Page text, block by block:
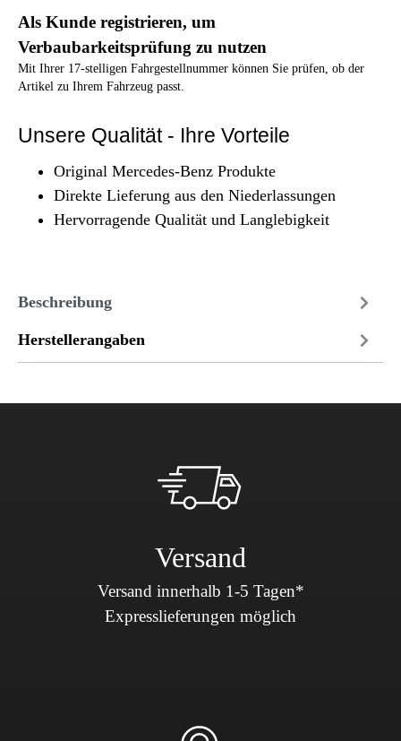
Als Kunde registrieren, um
Verbaubarkeitsprüfung zu nutzen
Mit Ihrer 17-stelligen Fahrgestellnummer können Sie prüfen, ob der
Artikel zu Ihrem Fahrzeug passt.
Unsere Qualität - Ihre Vorteile
Original Mercedes-Benz Produkte
Direkte Lieferung aus den Niederlassungen
Hervorragende Qualität und Langlebigkeit
Beschreibung
Herstellerangaben
Versand
Versand innerhalb 1-5 Tagen*
Expresslieferungen möglich